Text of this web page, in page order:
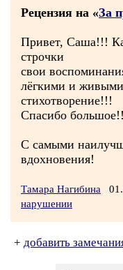
Рецензия на «За
Привет, Саша!!!
строчки
свои
лёгкими и
стихотворение!!!
Спасибо
С самыми
вдохновения!
Тамара Нагибина
нарушении
+ добавить